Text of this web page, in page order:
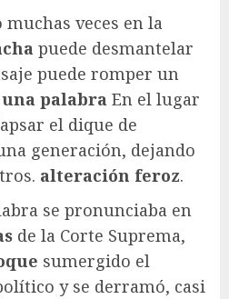
veces en la
puede desmantelar
puede romper un
palabra En el lugar
el dique de
generación, dejando
alteración feroz.
se pronunciaba en
de la Corte Suprema,
sumergido el
y se derramó, casi